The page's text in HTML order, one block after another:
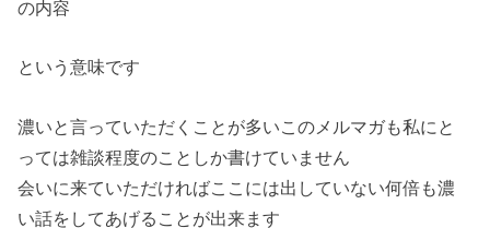
の内容
という意味です
濃いと言っていただくことが多いこのメルマガも私にと
っては雑談程度のことしか書けていません
会いに来ていただければここには出していない何倍も濃
い話をしてあげることが出来ます